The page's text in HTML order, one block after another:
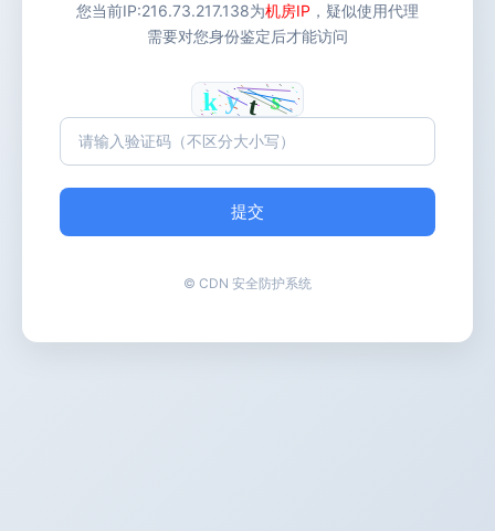
您当前IP:216.73.217.138为机房IP ，疑似使用代理
需要对您身份鉴定后才能访问
提交
© CDN 安全防护系统